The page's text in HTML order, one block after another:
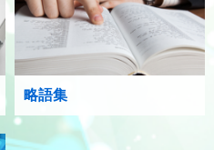
略語集